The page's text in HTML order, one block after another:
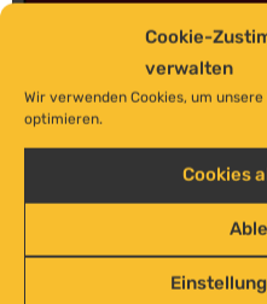
Cookie-
verwalten
Wir verwenden Cookies, um
optimieren.
Cookies
Gut gelaunt gegen